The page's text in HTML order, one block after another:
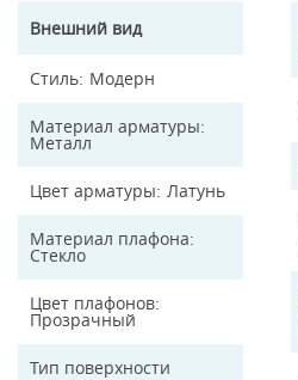
Внешний вид
Стиль Модерн
Материал арматуры
Металл
Цвет арматуры Латунь
Материал плафона
Стекло
Цвет плафонов
Прозрачный
Тип поверхности